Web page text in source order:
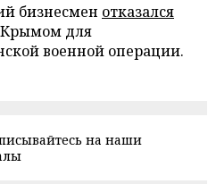
бизнесмен отказался
Крымом для
военной операции.
на наши